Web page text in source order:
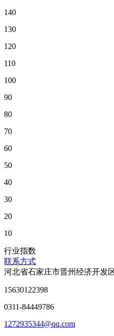
140
130
120
110
100
90
80
70
60
50
40
30
20
10
行业指数
联系方式
河北省石家庄市晋州经济开发
15630122398
0311-84449786
1272935344@qq.com